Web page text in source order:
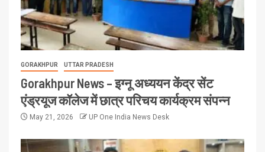
GORAKHPUR UTTAR PRADESH
Gorakhpur News – इग्नू अध्ययन केंद्र सेंट
एंड्रयूज कॉलेज में छात्र परिचय कार्यक्रम संपन्न
May 21, 2026 UP One India News Desk